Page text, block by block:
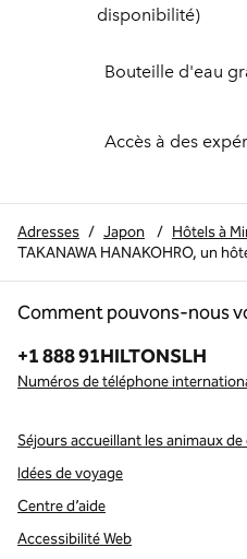
disponibilité)
Bouteille d'eau
Accès à des
Adresses / Japon / Hôtels à
TAKANAWA HANAKOHRO, un
Comment pouvons-nous
Téléphone :
+1 888 91HILTONSLH
Numéros de téléphone
Séjours accueillant les animaux
Idées de voyage
Centre d’aide
Accessibilité Web